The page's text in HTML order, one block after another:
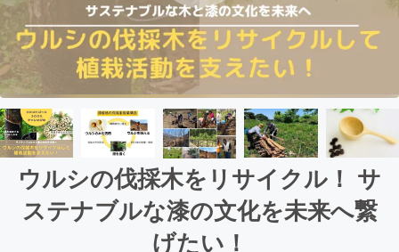
ウルシの伐採木をリサイクル！ サ
ステナブルな漆の文化を未来へ繋
げたい！